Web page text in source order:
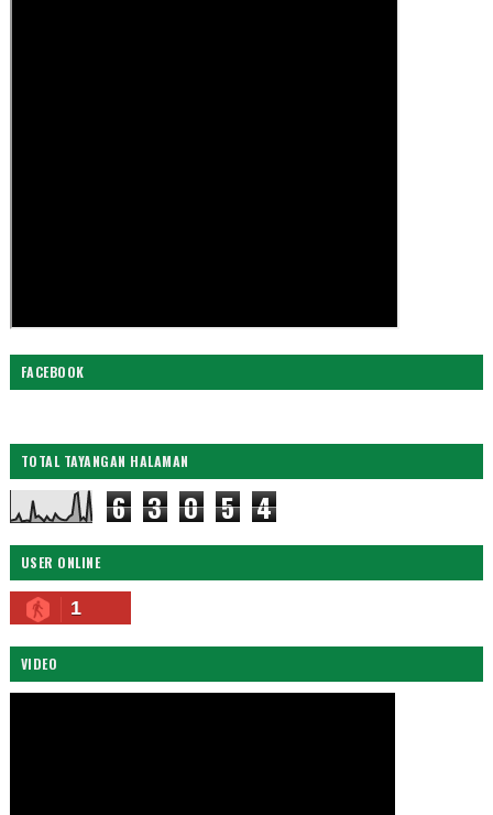
FACEBOOK
TOTAL TAYANGAN HALAMAN
6 3 0 5 4
USER ONLINE
1
VIDEO